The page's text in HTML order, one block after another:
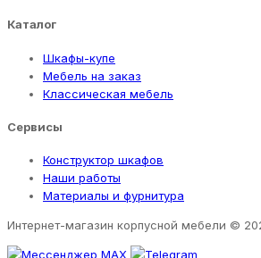
Каталог
Шкафы-купе
Мебель на заказ
Классическая мебель
Сервисы
Конструктор шкафов
Наши работы
Материалы и фурнитура
Интернет-магазин корпусной мебели ©